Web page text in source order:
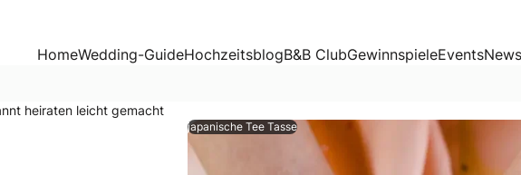
gemacht
HomeWedding-GuideHochzeitsblogB&B ClubGewinnspieleEventsNews
heiraten leicht gemacht
japanische Tee Tasse